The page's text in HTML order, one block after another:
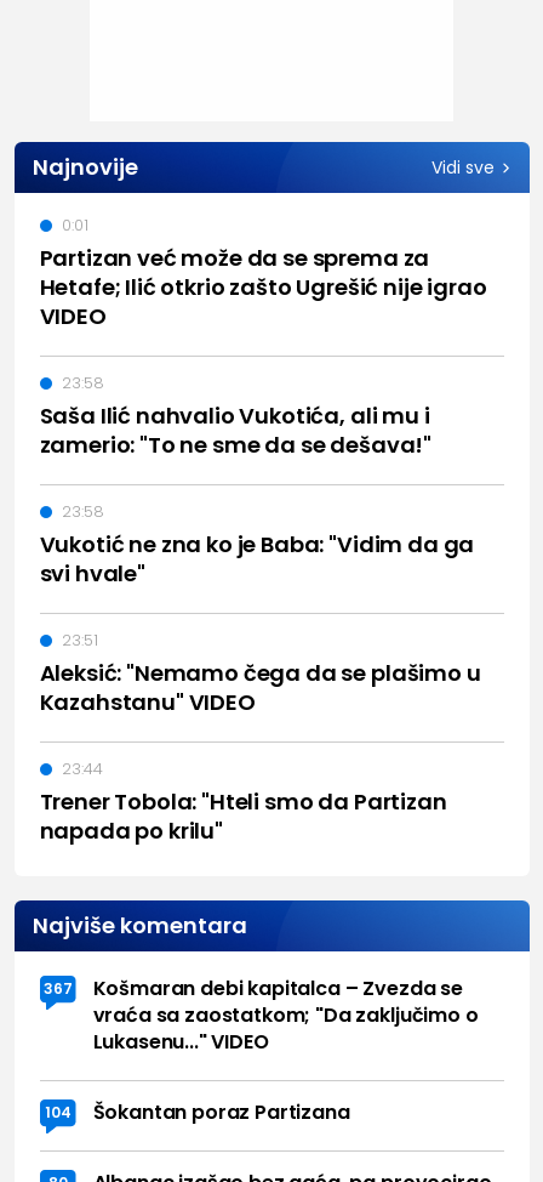
Najnovije Vidi sve
Partizan već može da se sprema za
Hetafe; Ilić otkrio zašto Ugrešić nije igrao
VIDEO
0:01
Saša Ilić nahvalio Vukotića, ali mu i
zamerio: "To ne sme da se dešava!"
23:58
Vukotić ne zna ko je Baba: "Vidim da ga
svi hvale"
23:58
Aleksić: "Nemamo čega da se plašimo u
Kazahstanu" VIDEO
23:51
Trener Tobola: "Hteli smo da Partizan
napada po krilu"
23:44
Najviše komentara
367
Košmaran debi kapitalca – Zvezda se
vraća sa zaostatkom; "Da zaključimo o
Lukasenu..." VIDEO
104 Šokantan poraz Partizana